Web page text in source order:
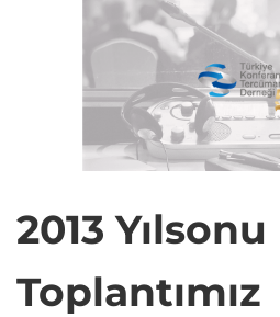
2013 Yılsonu
Toplantımız